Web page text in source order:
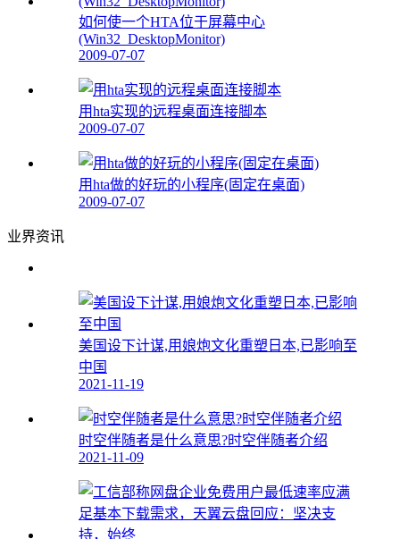
如何使一个HTA位于屏幕中心
(Win32_DesktopMonitor)
2009-07-07
用hta实现的远程桌面连接脚本
2009-07-07
用hta做的好玩的小程序(固定在桌面)
2009-07-07
业界资讯
美国设下计谋,用娘炮文化重塑日本,已影响至
中国
2021-11-19
时空伴随者是什么意思?时空伴随者介绍
2021-11-09